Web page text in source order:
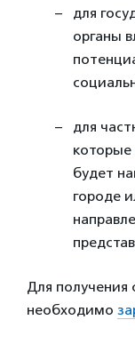
для
органы
для
будет
городе
Для получения
необходимо